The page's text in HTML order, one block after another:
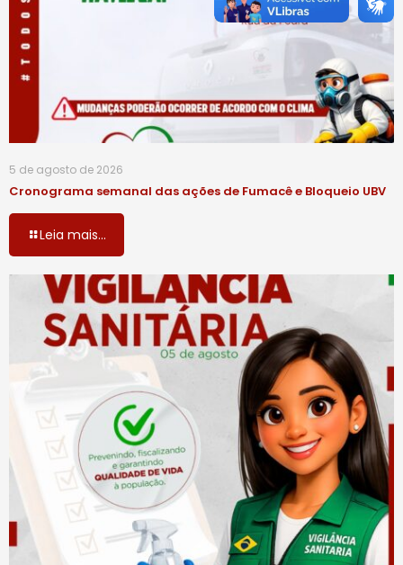
5 de agosto de 2026
Cronograma semanal das ações de Fumacê e Bloqueio UBV
Leia mais...